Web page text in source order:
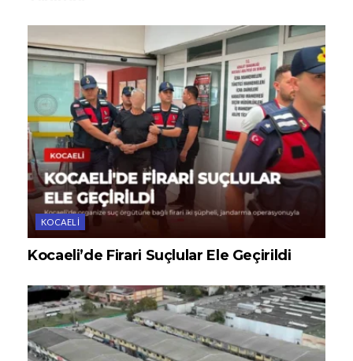
KOCAELI
Kocaeli’de Firari Suçlular Ele Geçirildi